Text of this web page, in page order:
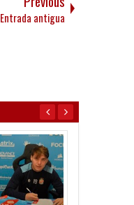
Entrada antigua